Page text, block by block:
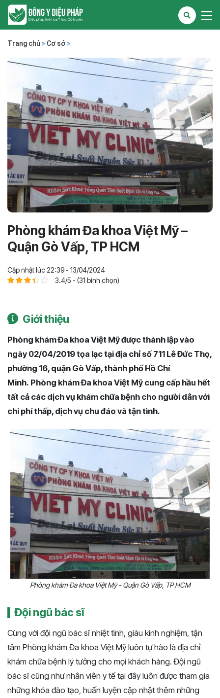
Trang chủ » Cơ sở »
Phòng khám Đa khoa Việt Mỹ –
Quận Gò Vấp, TP HCM
Cập nhật lúc 22:39 - 13/04/2024
3.4/5 - (31 bình chọn)
Giới thiệu
Phòng khám Đa khoa Việt Mỹ được thành lập vào
ngày 02/04/2019 tọa lạc tại địa chỉ số 711 Lê Đức Thọ,
phường 16, quận Gò Vấp, thành phố Hồ Chí
Minh. Phòng khám Đa khoa Việt Mỹ cung cấp hầu hết
tất cả các dịch vụ khám chữa bệnh cho người dân với
chi phí thấp, dịch vụ chu đáo và tận tình.
Phòng khám Đa khoa Việt Mỹ - Quận Gò Vấp, TP HCM
Đội ngũ bác sĩ
Cùng với đội ngũ bác sĩ nhiệt tình, giàu kinh nghiệm, tận
tâm Phòng khám Đa khoa Việt Mỹ luôn tự hào là địa chỉ
khám chữa bệnh lý tưởng cho mọi khách hàng. Đội ngũ
bác sĩ cũng như nhân viên y tế tại đây luôn được tham gia
những khóa đào tạo, huấn luyện cập nhật thêm những